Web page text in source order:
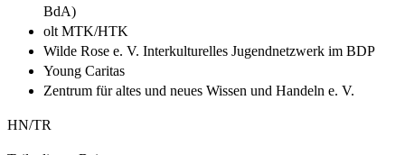
BdA)
olt MTK/HTK
Wilde Rose e. V. Interkulturelles Jugendnetzwerk im BDP
Young Caritas
Zentrum für altes und neues Wissen und Handeln e. V.
HN/TR